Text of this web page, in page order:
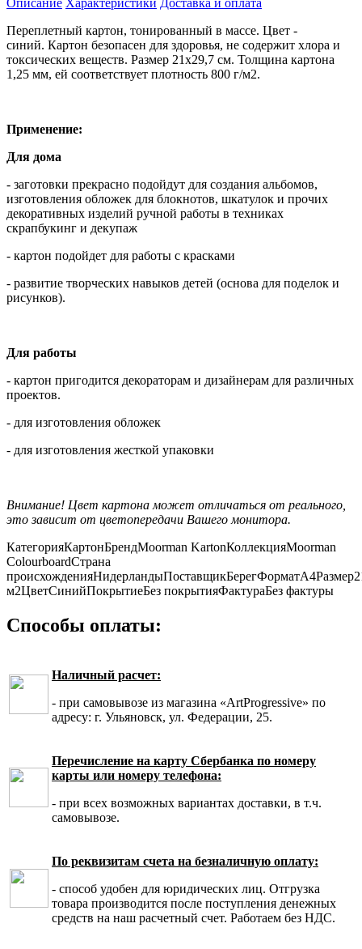
Переплетный картон, тонированный в массе. Цвет -
синий. Картон безопасен для здоровья, не содержит хлора и
токсических веществ. Размер 21х29,7 см. Толщина картона
1,25 мм, ей соответствует плотность 800 г/м2.
Применение:
Для дома
- заготовки прекрасно подойдут для создания альбомов,
изготовления обложек для блокнотов, шкатулок и прочих
декоративных изделий ручной работы в техниках
скрапбукинг и декупаж
- картон подойдет для работы с красками
- развитие творческих навыков детей (основа для поделок и
рисунков).
Для работы
- картон пригодится декораторам и дизайнерам для различных
проектов.
- для изготовления обложек
- для изготовления жесткой упаковки
Внимание! Цвет картона может отличаться от реального,
это зависит от цветопередачи Вашего монитора.
КатегорияКартонБрендMoorman KartonКоллекцияMoorman
ColourboardСтрана
происхожденияНидерландыПоставщикБерегФорматА4Размер
м2ЦветСинийПокрытиеБез покрытияФактураБез фактуры
Способы оплаты:
Наличный расчет:
- при самовывозе из магазина «ArtProgressive» по
адресу: г. Ульяновск, ул. Федерации, 25.
Перечисление на карту Сбербанка по номеру
карты или номеру телефона:
- при всех возможных вариантах доставки, в т.ч.
самовывозе.
По реквизитам счета на безналичную оплату:
- способ удобен для юридических лиц. Отгрузка
товара производится после поступления денежных
средств на наш расчетный счет. Работаем без НДС.